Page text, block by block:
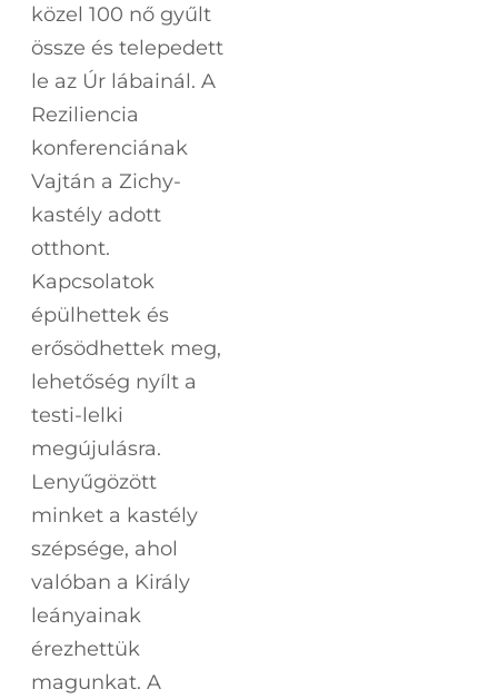
közel 100 nő gyűlt
össze és telepedett
le az Úr lábainál. A
Reziliencia
konferenciának
Vajtán a Zichy-
kastély adott
otthont.
Kapcsolatok
épülhettek és
erősödhettek meg,
lehetőség nyílt a
testi-lelki
megújulásra.
Lenyűgözött
minket a kastély
szépsége, ahol
valóban a Király
leányainak
érezhettük
magunkat. A